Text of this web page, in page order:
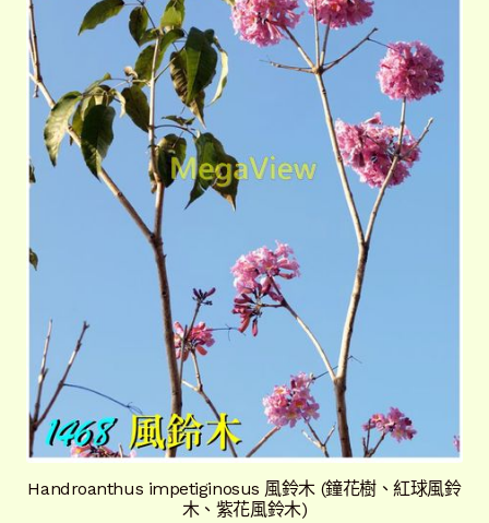
Handroanthus impetiginosus 風鈴木 (鐘花樹、紅球風鈴
木、紫花風鈴木)